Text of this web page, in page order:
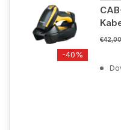
-40%
€42,00